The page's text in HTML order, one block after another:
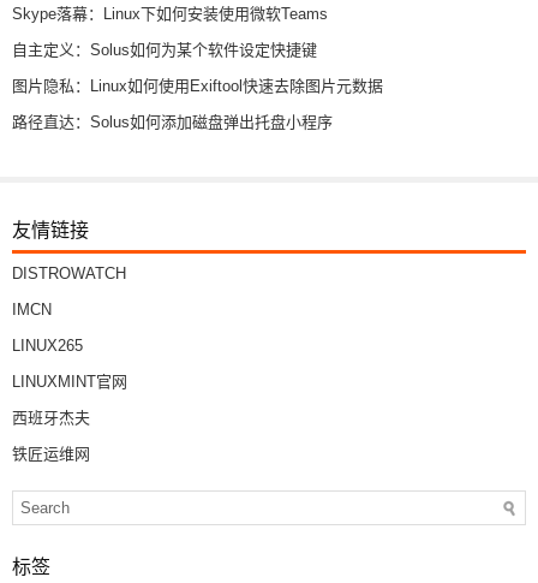
Skype落幕：Linux下如何安装使用微软Teams
自主定义：Solus如何为某个软件设定快捷键
图片隐私：Linux如何使用Exiftool快速去除图片元数据
路径直达：Solus如何添加磁盘弹出托盘小程序
友情链接
DISTROWATCH
IMCN
LINUX265
LINUXMINT官网
西班牙杰夫
铁匠运维网
标签